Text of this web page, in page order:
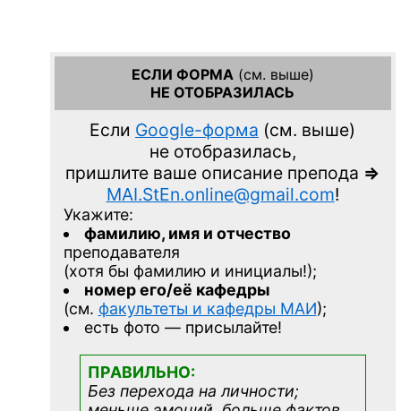
ЕСЛИ ФОРМА (см. выше)
НЕ ОТОБРАЗИЛАСЬ
Если Google-форма (см. выше)
не отобразилась,
пришлите ваше описание препода =>
MAI.StEn.online@gmail.com!
Укажите:
фамилию, имя и отчество
преподавателя
(хотя бы фамилию и инициалы!);
номер его/её кафедры
(см. факультеты и кафедры МАИ);
есть фото — присылайте!
ПРАВИЛЬНО:
Без перехода на личности;